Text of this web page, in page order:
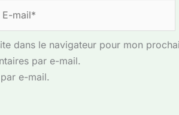
mail*
dans le navigateur pour mon
par e-mail.
e-mail.